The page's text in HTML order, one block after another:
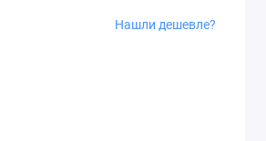
Нашли дешевле?